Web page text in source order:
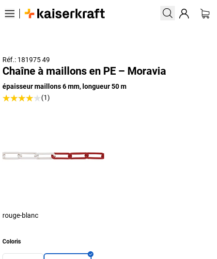
Réf.: 181975 49
Chaîne à maillons en PE – Moravia
épaisseur maillons 6 mm, longueur 50 m
(1)
rouge-blanc
Coloris